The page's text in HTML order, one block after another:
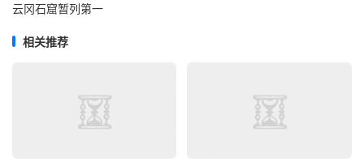
云冈石窟暂列第一
相关推荐